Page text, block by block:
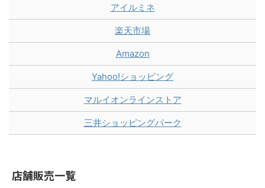
アイルミネ
楽天市場
Amazon
Yahoo!ショッピング
マルイオンラインストア
三井ショッピングパーク
店舗販売一覧